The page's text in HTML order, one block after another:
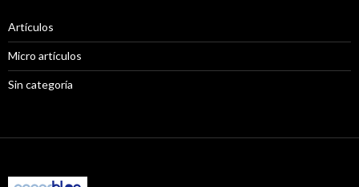
Artículos
Micro artículos
Sin categoría